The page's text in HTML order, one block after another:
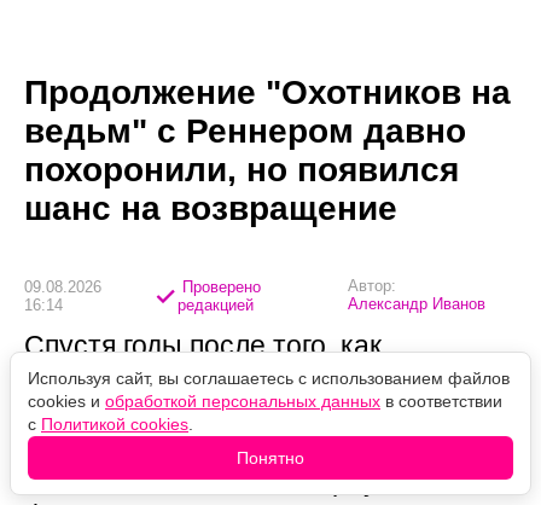
Продолжение "Охотников на
ведьм" с Реннером давно
похоронили, но появился
шанс на возвращение
09.08.2026
16:14
Проверено
редакцией
Автор:
Александр Иванов
Спустя годы после того, как
поклонники поставили крест на
продолжении «Охотников на ведьм»,
режиссёр намекает, что перемены в
Paramount способны вернуть
Используя сайт, вы соглашаетесь с использованием файлов
cookies и обработкой персональных данных в соответствии
с Политикой cookies
Понятно